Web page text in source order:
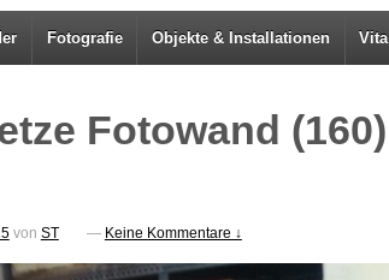
Fotografie Objekte & Installationen Vita
Fotowand (160)
von ST — Keine Kommentare ↓